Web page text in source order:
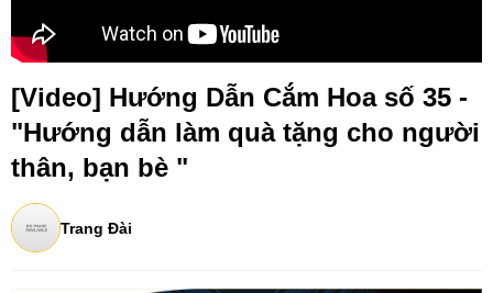
[Video] Hướng Dẫn Cắm Hoa số 35 -
"Hướng dẫn làm quà tặng cho người
thân, bạn bè "
Trang Đài